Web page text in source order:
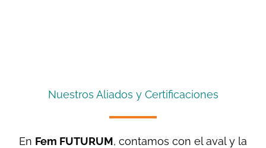
Nuestros Aliados y Certificaciones
En Fem FUTURUM, contamos con el aval y la